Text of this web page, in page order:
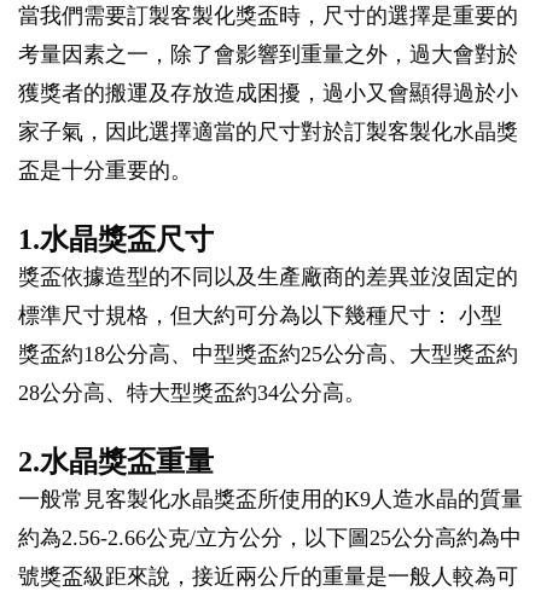
當我們需要訂製客製化獎盃時，尺寸的選擇是重要的
考量因素之一，除了會影響到重量之外，過大會對於
獲獎者的搬運及存放造成困擾，過小又會顯得過於小
家子氣，因此選擇適當的尺寸對於訂製客製化水晶獎
盃是十分重要的。
1.水晶獎盃尺寸
獎盃依據造型的不同以及生產廠商的差異並沒固定的
標準尺寸規格，但大約可分為以下幾種尺寸： 小型
獎盃約18公分高、中型獎盃約25公分高、大型獎盃約
28公分高、特大型獎盃約34公分高。
2.水晶獎盃重量
一般常見客製化水晶獎盃所使用的K9人造水晶的質量
約為2.56-2.66公克/立方公分，以下圖25公分高約為中
號獎盃級距來說，接近兩公斤的重量是一般人較為可